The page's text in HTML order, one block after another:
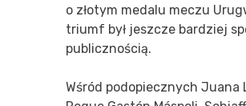
o złotym medalu meczu
triumf był jeszcze bardziej
publicznością.
Wśród podopiecznych Juana